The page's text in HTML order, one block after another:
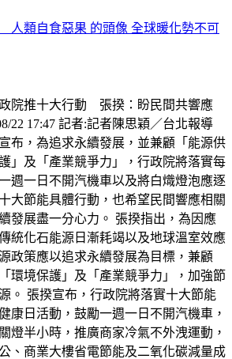
全球暖化勢不可
院推十大行動 張揆：盼民間共響應
22 17:47 記者:記者陳思穎／台北報導
布，為追求永續發展，並兼顧「能源供
」及「產業競爭力」，行政院將落實每
週一日不開汽機車以及將白熾燈泡應逐
大節能具體行動，也希望民間響應相關
發展盡一分心力。 張揆指出，為因應
統化石能源日漸耗竭以及地球溫室效應
政策應以追求永續發展為目標，兼顧
環境保護」及「產業競爭力」，加強節
。 張揆宣布，行政院將落實十大節能
康日活動，鼓勵一週一日不開汽機車，
燈半小時，推廣商家冷氣不外洩運動，
、商業大樓省電節能及二氧化碳減量成